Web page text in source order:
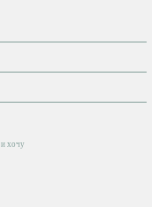
и хочу